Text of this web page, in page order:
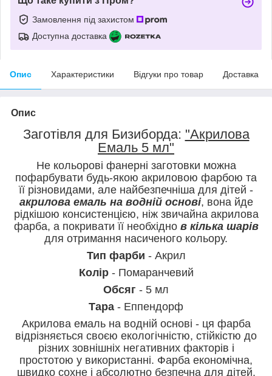
Замовлення під захистом
Доступна доставка
Опис Характеристики Відгуки про товар Доставка
Опис
Заготівля для Бизиборда: "Акрилова
Емаль 5 мл"
Не кольорові фанерні заготовки можна
пофарбувати будь-якою акриловою фарбою та
її різновидами, але найбезпечніша для дітей -
акрилова емаль на водній основі, вона йде
рідкішою консистенцією, ніж звичайна акрилова
фарба, а покривати її необхідно в кілька шарів
для отримання насиченого кольору.
Тип фарби - Акрил
Колір- Помаранчевий
Обсяг - 5 мл
Тара - Еппендорф
Акрилова емаль на водній основі - ця фарба
відрізняється своєю екологічністю, стійкістю до
різних зовнішніх негативних факторів і
простотою у використанні. Фарба економічна,
швидко сохне і абсолютно безпечна для дітей.